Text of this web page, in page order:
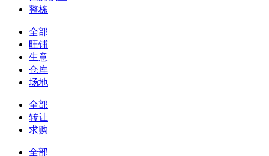
整栋
全部
旺铺
生意
仓库
场地
全部
转让
求购
全部